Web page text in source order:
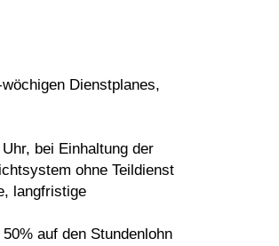
Dienstplanes,
bei Einhaltung der
ohne Teildienst
langfristige
auf den Stundenlohn